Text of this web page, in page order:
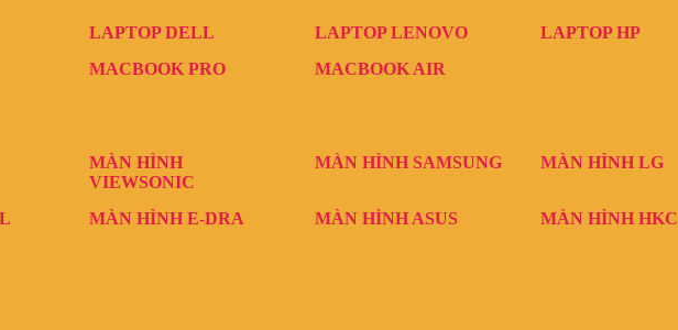
LAPTOP DELL LAPTOP LENOVO
LAPTOP HP
MACBOOK PRO MACBOOK AIR
MÀN HÌNH
VIEWSONIC
MÀN HÌNH SAMSUNG MÀN HÌNH LG
MÀN HÌNH E-DRA MÀN HÌNH ASUS
MÀN HÌNH HKC